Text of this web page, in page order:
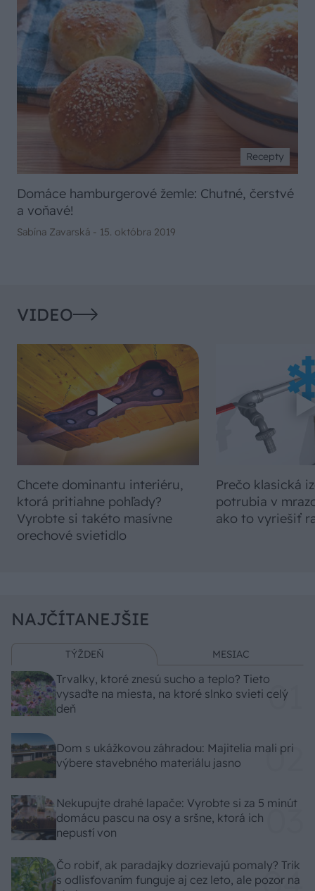
Recepty
Domáce hamburgerové žemle: Chutné, čerstvé
a voňavé!
Sabína Zavarská - 15. októbra 2019
VIDEO
Chcete dominantu interiéru,
ktorá pritiahne pohľady?
Vyrobte si takéto masívne
orechové svietidlo
Prečo klasická
potrubia v
ako to vyriešiť
NAJČÍTANEJŠIE
TÝŽDEŇ MESIAC
Trvalky, ktoré znesú sucho a teplo? Tieto
vysaďte na miesta, na ktoré slnko svieti celý
deň
Dom s ukážkovou záhradou: Majitelia mali pri
výbere stavebného materiálu jasno
Nekupujte drahé lapače: Vyrobte si za 5 minút
domácu pascu na osy a sršne, ktorá ich
nepustí von
Čo robiť, ak paradajky dozrievajú pomaly? Trik
s odlisťovaním funguje aj cez leto, ale pozor na